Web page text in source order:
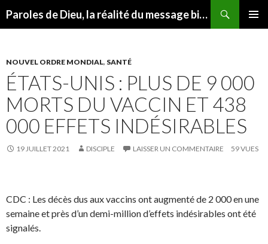
Paroles de Dieu, la réalité du message biblique
NOUVEL ORDRE MONDIAL, SANTÉ
ÉTATS-UNIS : PLUS DE 9 000
MORTS DU VACCIN ET 438
000 EFFETS INDÉSIRABLES
19 JUILLET 2021 DISCIPLE LAISSER UN COMMENTAIRE 59 VUES
CDC : Les décès dus aux vaccins ont augmenté de 2 000 en une
semaine et près d’un demi-million d’effets indésirables ont été
signalés.